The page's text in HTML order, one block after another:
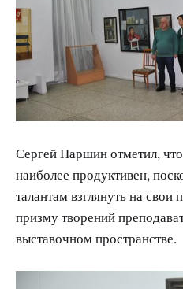
Сергей Паршин отметил,
наиболее продуктивен,
талантам взглянуть на свои
призму творений
выставочном пространстве.